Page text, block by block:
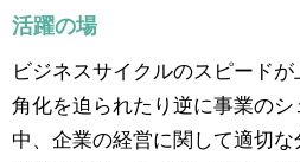
活躍の場
ビジネスサイクルのスピード
角化を迫られたり逆に事業の
中、企業の経営に関して適切